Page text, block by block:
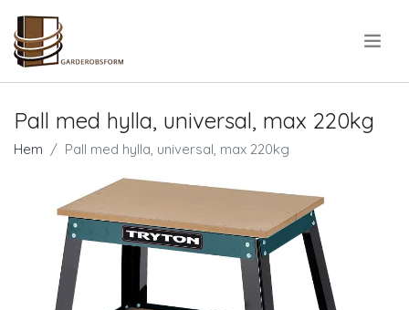
Pall med hylla, universal, max 220kg
Hem Pall med hylla, universal, max 220kg